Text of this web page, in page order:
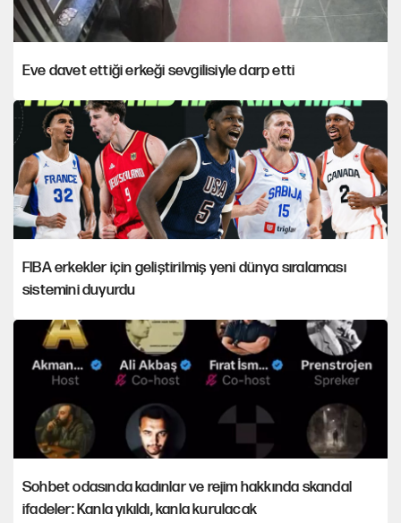
Eve davet ettiği erkeği sevgilisiyle darp etti
FIBA erkekler için geliştirilmiş yeni dünya sıralaması
sistemini duyurdu
Sohbet odasında kadınlar ve rejim hakkında skandal
ifadeler: Kanla yıkıldı, kanla kurulacak